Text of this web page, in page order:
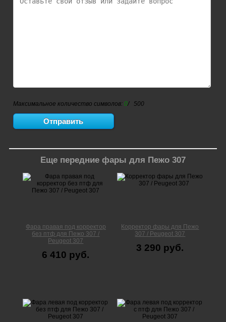
Максимальное количество символов: 0/ 500
Еще передние фары для Пежо 307
Фара правая под корректор
без птф для Пежо 307 /
Peugeot 307
6 410 руб.
Корректор фары для Пежо
307 / Peugeot 307
3 290 руб.